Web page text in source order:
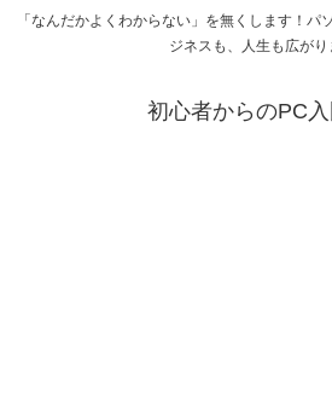
「なんだかよくわからない」を無くします！パ
ジネスも、人生も広がり
初心者からのPC